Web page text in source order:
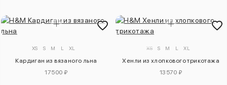
XS S M L XL
Кардиган из вязаного льна
17500 ₽
XS S M L XL
Хенли из хлопкового трикотажа
13570 ₽